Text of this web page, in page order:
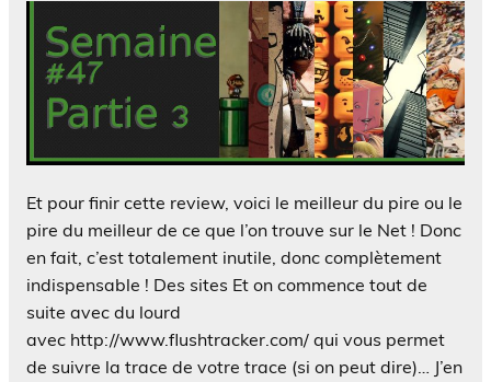
Et pour finir cette review, voici le meilleur du pire ou le
pire du meilleur de ce que l’on trouve sur le Net ! Donc
en fait, c’est totalement inutile, donc complètement
indispensable ! Des sites Et on commence tout de
suite avec du lourd
avec http://www.flushtracker.com/ qui vous permet
de suivre la trace de votre trace (si on peut dire)… J’en